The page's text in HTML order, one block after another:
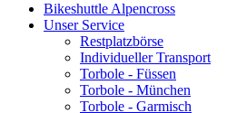
Bikeshuttle Alpencross
Unser Service
Restplatzbörse
Individueller Transport
Torbole - Füssen
Torbole - München
Torbole - Garmisch